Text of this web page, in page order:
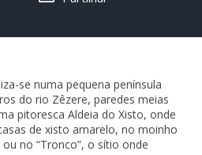
se numa pequena península
do rio Zêzere, paredes meias
pitoresca Aldeia do Xisto, onde
de xisto amarelo, no moinho
no “Tronco”, o sítio onde